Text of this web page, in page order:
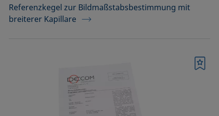
Referenzkegel zur Bildmaßstabsbestimmung mit
breiterer Kapillare